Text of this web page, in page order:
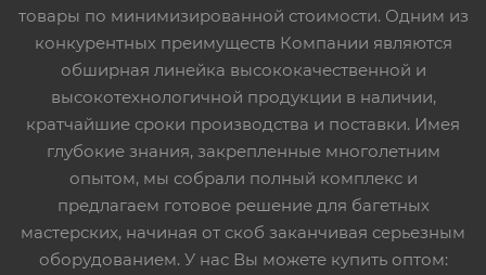
товары по минимизированной стоимости. Одним из
конкурентных преимуществ Компании являются
обширная линейка высококачественной и
высокотехнологичной продукции в наличии,
кратчайшие сроки производства и поставки. Имея
глубокие знания, закрепленные многолетним
опытом, мы собрали полный комплекс и
предлагаем готовое решение для багетных
мастерских, начиная от скоб заканчивая серьезным
оборудованием. У нас Вы можете купить оптом: